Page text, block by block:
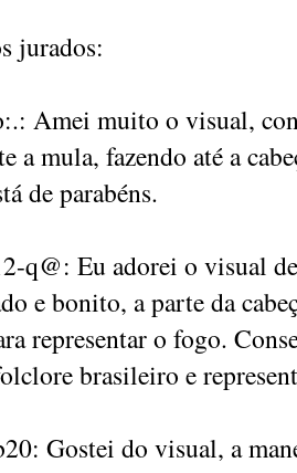
jurados:
Amei muito o visual,
a mula, fazendo até a
de parabéns.
q@: Eu adorei o visual
e bonito, a parte da
representar o fogo.
brasileiro e
Gostei do visual, a